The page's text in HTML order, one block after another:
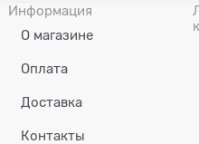
Информация
О магазине
Оплата
Доставка
Контакты